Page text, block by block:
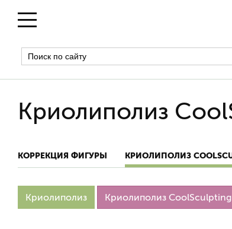
Криолиполиз
КОРРЕКЦИЯ ФИГУРЫ КРИОЛИПОЛИЗ
Криолиполиз Криолиполиз CoolSculpting